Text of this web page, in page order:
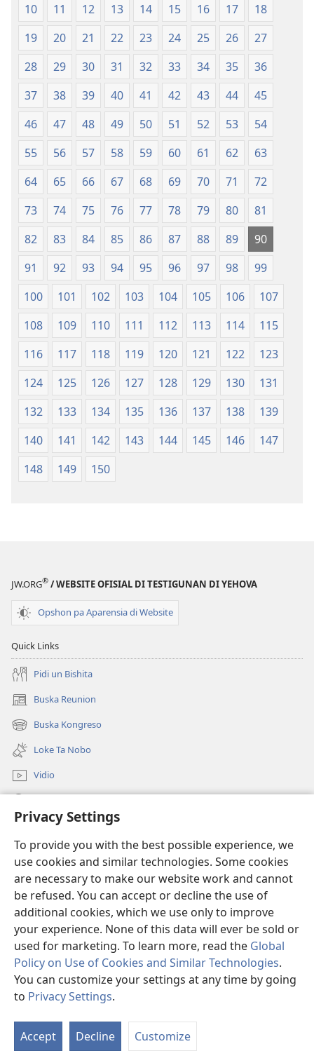
Privacy Settings
To provide you with the best possible experience, we
use cookies and similar technologies. Some cookies
are necessary to make our website work and cannot
be refused. You can accept or decline the use of
additional cookies, which we use only to improve
your experience. None of this data will ever be sold or
used for marketing. To learn more, read the Global
Policy on Use of Cookies and Similar Technologies.
You can customize your settings at any time by going
to Privacy Settings.
Accept Decline Customize
10
11 12 13 14 15 16 17
18
19
20 21 22 23 24 25 26
27
28
29 30 31 32 33 34 35
36
37
38 39 40 41 42 43 44
45
46
47 48 49 50 51 52 53
54
55
56 57 58 59 60 61 62
63
64
65 66 67 68 69 70 71
72
73
74 75 76 77 78 79 80
81
82
83 84 85 86 87 88 89
90
91
92 93 94 95 96 97 98
99
100
101 102 103 104 105 106
107
108
109 110 111 112 113 114
115
116
117 118 119 120 121 122
123
124
125 126 127 128 129 130
131
132
133 134 135 136 137 138
139
140
141 142 143 144 145 146
147
148
149 150
JW.ORG® / WEBSITE OFISIAL DI TESTIGUNAN DI YEHOVA
Opshon pa Aparensia di Website
Quick Links
Pidi un Bishita
Buska Reunion
(opens
new
window)
Buska Kongreso
(opens
new
window)
Loke Ta Nobo
Vidio
(opens
window)BIBLIOTEKA ONLINE Watchtower™
(opens
new
window)JW Hub ®
(opens
new
window)
Copyright© 2026 Watch Tower Bible and Tract Society of Pennsylvania.
KONDISHONNAN DI USO